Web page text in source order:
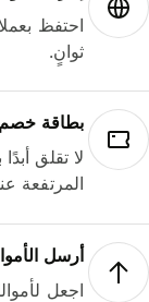
احتفظ
ثوانٍ.
بطاقة خصم
لا تقلق أبدًا
المرتفعة
أرسل
اجعل